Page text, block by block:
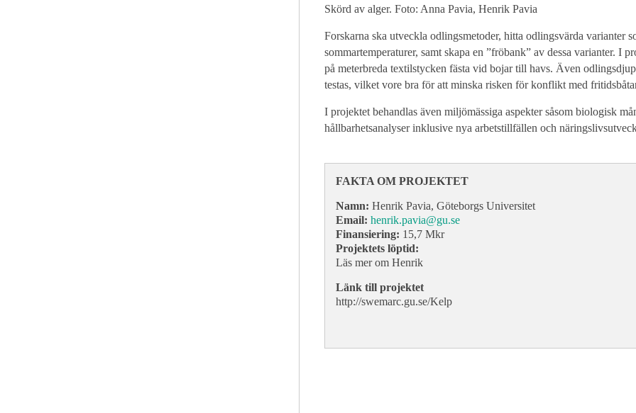
Skörd av alger. Foto: Anna Pavia, Henrik Pavia
Forskarna ska utveckla odlingsmetoder, hitta odlingsvärda varianter
sommartemperaturer, samt skapa en ”fröbank” av dessa varianter. I
på meterbreda textilstycken fästa vid bojar till havs. Även
testas, vilket vore bra för att minska risken för konflikt med
I projektet behandlas även miljömässiga aspekter såsom biologisk
hållbarhetsanalyser inklusive nya arbetstillfällen och
FAKTA OM PROJEKTET
Namn: Henrik Pavia, Göteborgs Universitet
Email: henrik.pavia@gu.se
Finansiering: 15,7 Mkr
Projektets löptid:
Läs mer om Henrik
Länk till projektet
http://swemarc.gu.se/Kelp